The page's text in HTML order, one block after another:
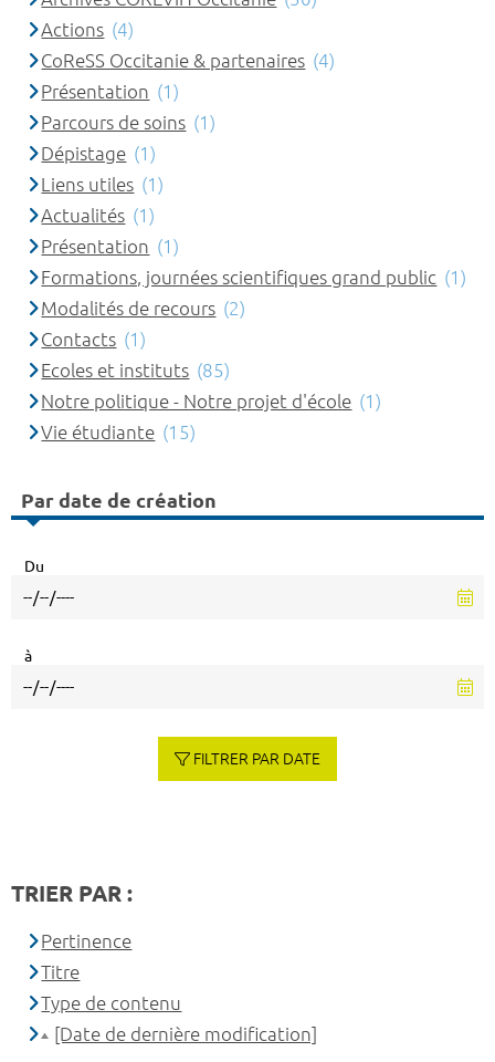
Actions (4)
CoReSS Occitanie & partenaires (4)
Présentation (1)
Parcours de soins (1)
Dépistage (1)
Liens utiles (1)
Actualités (1)
Présentation (1)
Formations, journées scientifiques grand public (1)
Modalités de recours (2)
Contacts (1)
Ecoles et instituts (85)
Notre politique - Notre projet d'école (1)
Vie étudiante (15)
Par date de création
Du
à
FILTRER PAR DATE
TRIER PAR :
Pertinence
Titre
Type de contenu
[Date de dernière modification]